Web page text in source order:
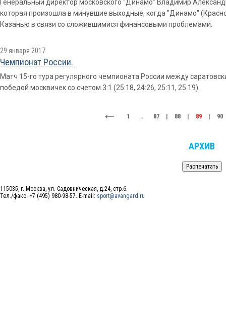
Генеральный директор московского "Динамо" Владимир
которая произошла в минувшие выходные, когда "Динамо"
Казанью в связи со сложившимися финансовыми проблемами.
29 января 2017
Чемпионат России.
Матч 15-го тура регулярного чемпионата России между
победой москвичек со счетом 3:1 (25:18, 24:26, 25:11, 25:19).
1 .. 87 88 89 90
АРХИВ
115035, г. Москва, ул. Садовническая, д.24, стр.6.
Тел./факс: +7 (495) 980-98-57. E-mail: sport@avangard.ru